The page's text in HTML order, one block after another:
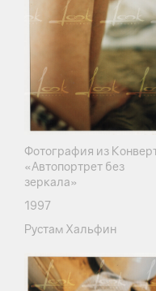
Фотография из
«Автопортрет без
зеркала»
1997
Рустам Хальфин